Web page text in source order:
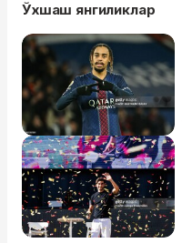
Ўхшаш янгиликлар